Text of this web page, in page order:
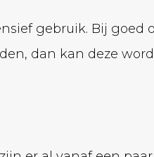
gebruik. Bij
dan kan deze